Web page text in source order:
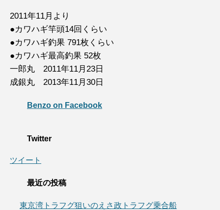
2011年11月より
●カワハギ竿頭14回くらい
●カワハギ釣果 791枚くらい
●カワハギ最高釣果 52枚
一郎丸 2011年11月23日
成銀丸 2013年11月30日
Benzo on Facebook
Twitter
ツイート
最近の投稿
東京湾トラフグ狙いのえさ政トラフグ乗合船